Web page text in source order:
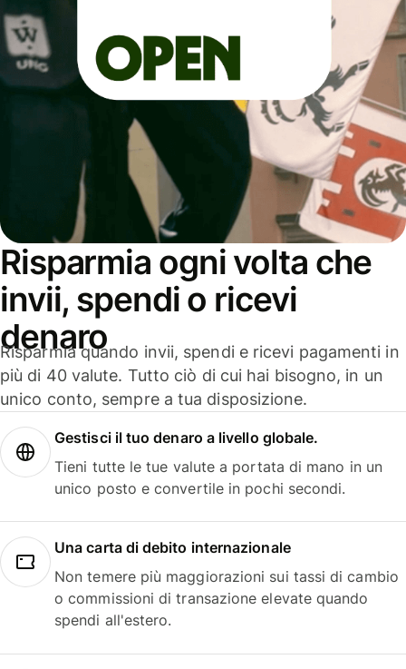
Risparmia ogni volta che
invii, spendi o ricevi
denaro
Risparmia quando invii, spendi e ricevi pagamenti in
più di 40 valute. Tutto ciò di cui hai bisogno, in un
unico conto, sempre a tua disposizione.
Gestisci il tuo denaro a livello globale.
Tieni tutte le tue valute a portata di mano in un
unico posto e convertile in pochi secondi.
Una carta di debito internazionale
Non temere più maggiorazioni sui tassi di cambio
o commissioni di transazione elevate quando
spendi all'estero.